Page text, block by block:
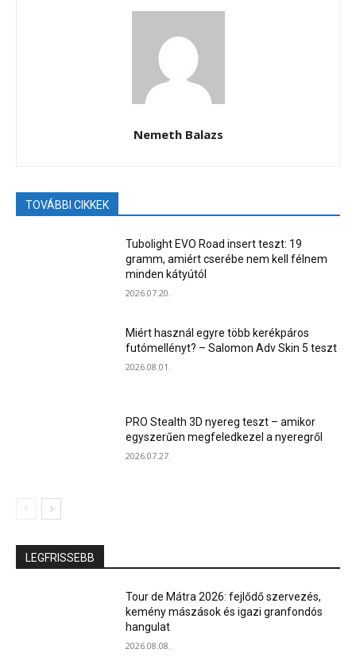
Nemeth Balazs
TOVÁBBI CIKKEK
Tubolight EVO Road insert teszt: 19
gramm, amiért cserébe nem kell félnem
minden kátyútól
2026.07.20.
Miért használ egyre több kerékpáros
futómellényt? – Salomon Adv Skin 5 teszt
2026.08.01.
PRO Stealth 3D nyereg teszt – amikor
egyszerűen megfeledkezel a nyeregről
2026.07.27.
LEGFRISSEBB
Tour de Mátra 2026: fejlődő szervezés,
kemény mászások és igazi granfondós
hangulat
2026.08.08.